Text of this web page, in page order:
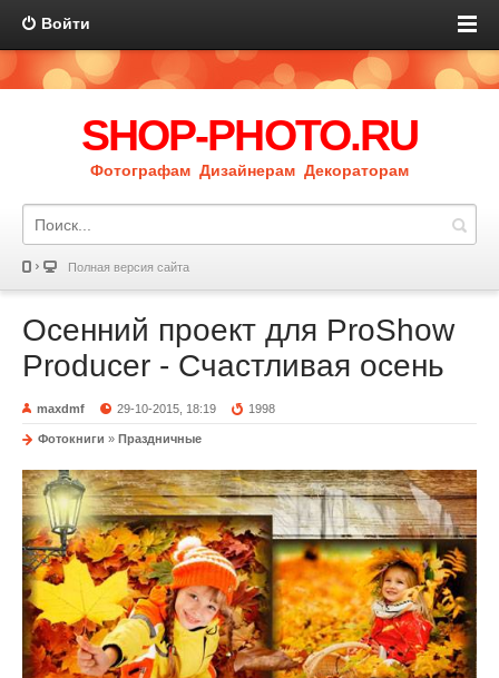
Войти
SHOP-PHOTO.RU
Фотографам Дизайнерам Декораторам
Полная версия сайта
Осенний проект для ProShow
Producer - Счастливая осень
maxdmf 29-10-2015, 18:19 1998
Фотокниги » Праздничные